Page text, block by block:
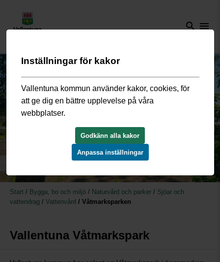
search menu
Start / Bygga, bo och miljö / Naturvård och parker / Sjöar och
vattendrag / Vattenvård / Våtmarksparken
Vallentuna Våtmarkspark
Inställningar för kakor
Vallentuna kommun använder kakor, cookies, för
att ge dig en bättre upplevelse på våra
webbplatser.
Godkänn alla kakor
Anpassa inställningar